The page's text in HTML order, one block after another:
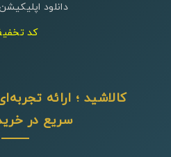
دانلود
کد
کالاشید ؛ ارائه
سریع در